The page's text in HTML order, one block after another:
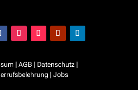
| AGB | Datenschutz|
| Jobs